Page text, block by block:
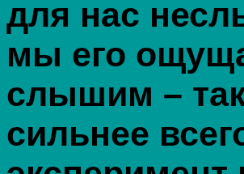
для нас
мы его
слышим –
сильнее